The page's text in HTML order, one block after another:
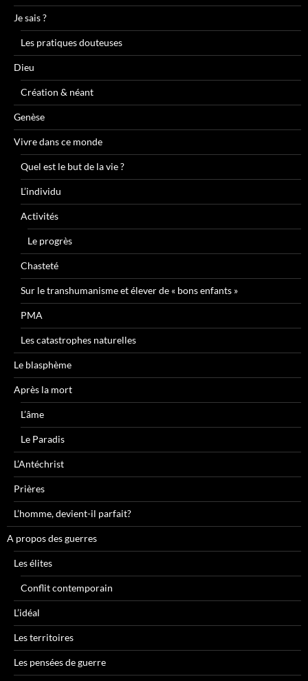
Je sais ?
Les pratiques douteuses
Dieu
Création & néant
Genèse
Vivre dans ce monde
Quel est le but de la vie ?
L’individu
Activités
Le progrès
Chasteté
Sur le transhumanisme et élever de « bons enfants »
PMA
Les catastrophes naturelles
Le blasphème
Après la mort
L’âme
Le Paradis
L’Antéchrist
Prières
L’homme, devient-il parfait?
A propos des guerres
Les élites
Conflit contemporain
L’idéal
Les territoires
Les pensées de guerre